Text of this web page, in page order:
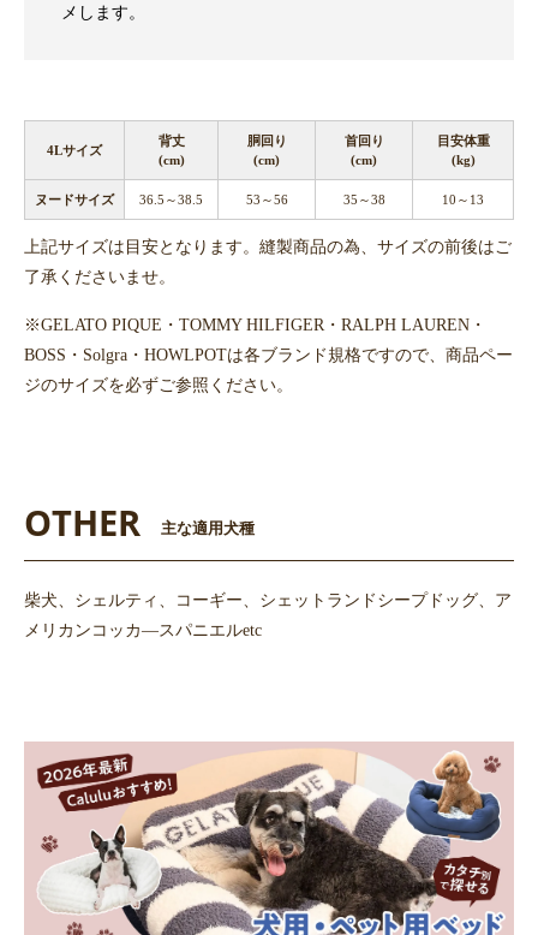
メします。
4Lサイズ
背丈
(cm)
胴回り
(cm)
首回り
(cm)
目安体重
(kg)
ヌードサイズ 36.5～38.5 53～56 35～38 10～13
上記サイズは目安となります。縫製商品の為、サイズの前後はご
了承くださいませ。
※GELATO PIQUE・TOMMY HILFIGER・RALPH LAUREN・
BOSS・Solgra・HOWLPOTは各ブランド規格ですので、商品ペー
ジのサイズを必ずご参照ください。
OTHER 主な適用犬種
柴犬、シェルティ、コーギー、シェットランドシープドッグ、ア
メリカンコッカ―スパニエルetc